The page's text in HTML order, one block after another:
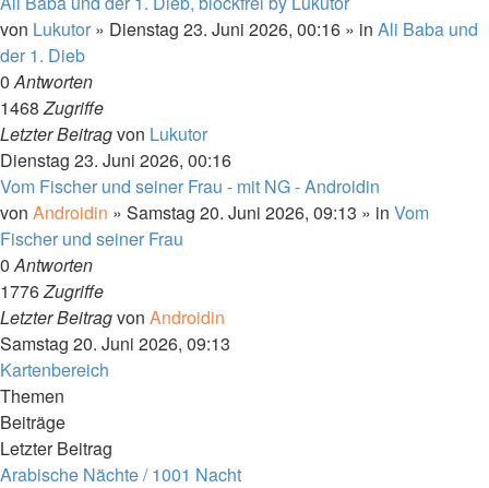
von Lukutor » Dienstag 23. Juni 2026, 00:16 » in Ali Baba und
der 1. Dieb
0Antworten
1468Zugriffe
Letzter Beitragvon Lukutor
Dienstag 23. Juni 2026, 00:16
Vom Fischer und seiner Frau - mit NG - Androidin
von Androidin » Samstag 20. Juni 2026, 09:13 » in Vom
Fischer und seiner Frau
0Antworten
1776Zugriffe
Letzter Beitragvon Androidin
Samstag 20. Juni 2026, 09:13
Kartenbereich
Themen
Beiträge
Letzter Beitrag
Arabische Nächte / 1001 Nacht